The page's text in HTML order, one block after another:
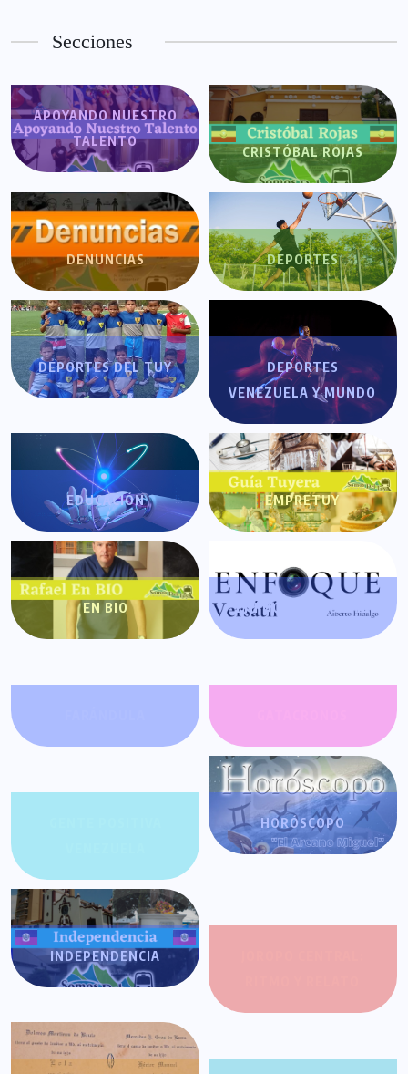
Secciones
APOYANDO NUESTRO
TALENTO
CRISTÓBAL ROJAS
DENUNCIAS DEPORTES
DEPORTES DEL TUY
DEPORTES
VENEZUELA Y MUNDO
EDUCACIÓN EMPRETUY
EN BIO ENFOQUE VERSÁTIL
HORÓSCOPO
INDEPENDENCIA